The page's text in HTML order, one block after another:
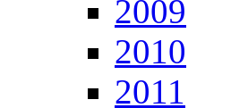
2009
2010
2011